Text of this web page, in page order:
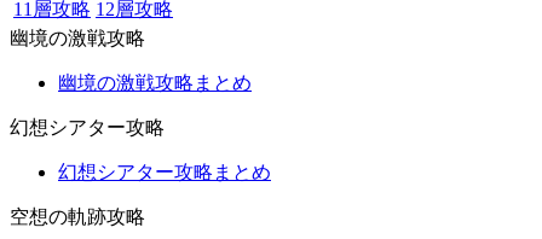
11層攻略 12層攻略
幽境の激戦攻略
幽境の激戦攻略まとめ
幻想シアター攻略
幻想シアター攻略まとめ
空想の軌跡攻略